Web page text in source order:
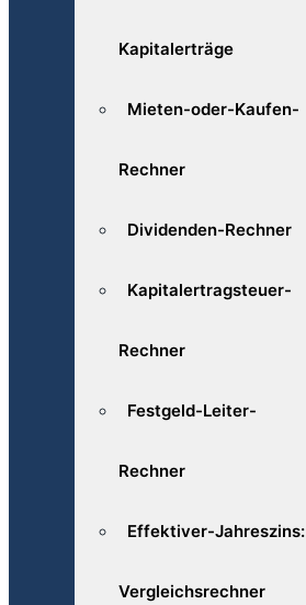
Kapitalerträge
Mieten-oder-Kaufen-
Rechner
Dividenden-Rechner
Kapitalertragsteuer-
Rechner
Festgeld-Leiter-
Rechner
Effektiver-Jahreszins:
Vergleichsrechner